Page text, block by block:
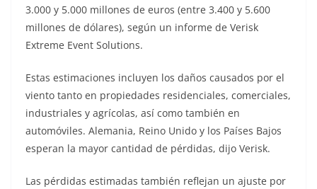
3.000 y 5.000 millones de euros (entre 3.400 y 5.600
millones de dólares), según un informe de Verisk
Extreme Event Solutions.
Estas estimaciones incluyen los daños causados por el
viento tanto en propiedades residenciales, comerciales,
industriales y agrícolas, así como también en
automóviles. Alemania, Reino Unido y los Países Bajos
esperan la mayor cantidad de pérdidas, dijo Verisk.
Las pérdidas estimadas también reflejan un ajuste por